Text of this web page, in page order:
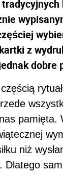
z
dobre
pamięta.
niż
Dlatego